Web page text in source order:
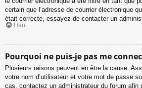
certain que l’adresse de courrier électronique
était correcte, essayez de contacter un
Haut
Pourquoi ne puis-je pas me
Plusieurs raisons peuvent en être la cause.
votre nom d’utilisateur et votre mot de passe
cas, contactez un administrateur du forum afin